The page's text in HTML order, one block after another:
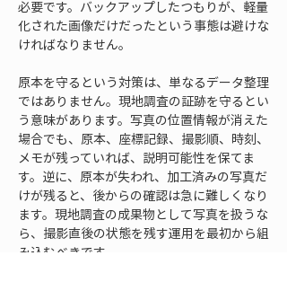
必要です。バックアップしたつもりが、軽量
化された画像だけだったという事態は避けな
ければなりません。
原本を守るという対策は、単なるデータ整理
ではありません。現地調査の証跡を守るとい
う意味があります。写真の位置情報が消えた
場合でも、原本、座標記録、撮影順、時刻、
メモが残っていれば、説明可能性を保てま
す。逆に、原本が失われ、加工済みの写真だ
けが残ると、後からの確認は急に難しくなり
ます。現地調査の成果物として写真を扱うな
ら、撮影直後の状態を残す運用を最初から組
み込むべきです。